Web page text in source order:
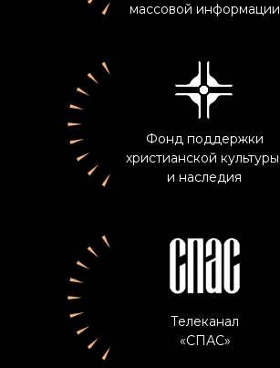
Телеканал
«СПАС»
массовой информации
Фонд поддержки
христианской культуры
и наследия